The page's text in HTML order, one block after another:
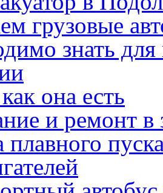
грузовые
знать
она есть
и ремонт в
плавного